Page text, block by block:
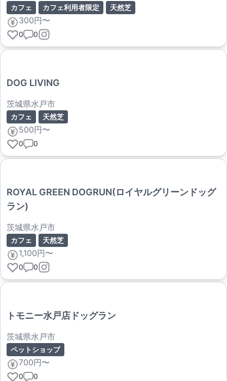
カフェ カフェ利用者限定 天然芝
300円〜
0 0
DOG LIVING
茨城県水戸市
カフェ 天然芝
500円〜
0 0
ROYAL GREEN DOGRUN(ロイヤルグリーンドッグ
ラン)
茨城県水戸市
カフェ 天然芝
1,100円〜
0 0
トモニー水戸店ドッグラン
茨城県水戸市
ペットショップ
700円〜
0 0